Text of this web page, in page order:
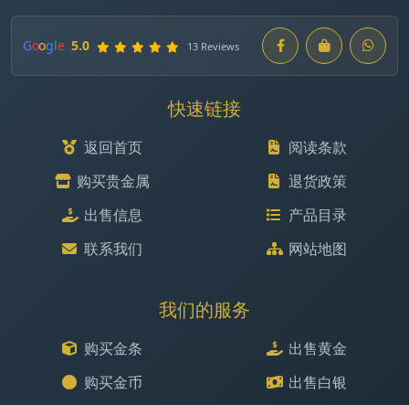
Google 5.0 13 Reviews
快速链接
返回首页
购买贵金属
出售信息
联系我们
阅读条款
退货政策
产品目录
网站地图
我们的服务
购买金条
购买金币
出售黄金
出售白银